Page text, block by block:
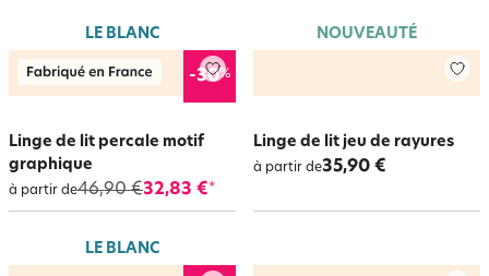
LE BLANC
-30%
Linge de lit percale motif
graphique
à partir de46,90 €32,83 €*
NOUVEAUTÉ
Linge de lit jeu de rayures
à partir de35,90 €
LE BLANC